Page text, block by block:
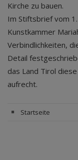
Kirche zu bauen.
Im Stiftsbrief vom
Kunstkammer
Verbindlichkeiten,
Detail
das Land Tirol
Startseite